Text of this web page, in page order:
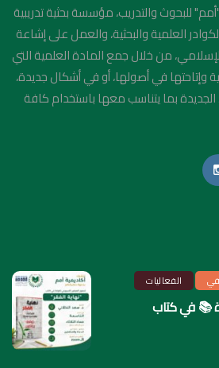
للبحوث والتدريب، مؤسسة بحثية تدريبية
العلمية والبحثية، والعمل على إشاعة
من خلال جمع المادة العلمية التي
وإتاحتها في أصولها، أو في أشكال جديدة،
بما يتناسب معها باستخدام كافة
الفعاليات
📚 في كتاب